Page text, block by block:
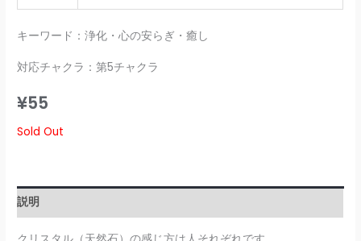
キーワード：浄化・心の安らぎ・癒し
対応チャクラ：第5チャクラ
¥55
Sold Out
説明